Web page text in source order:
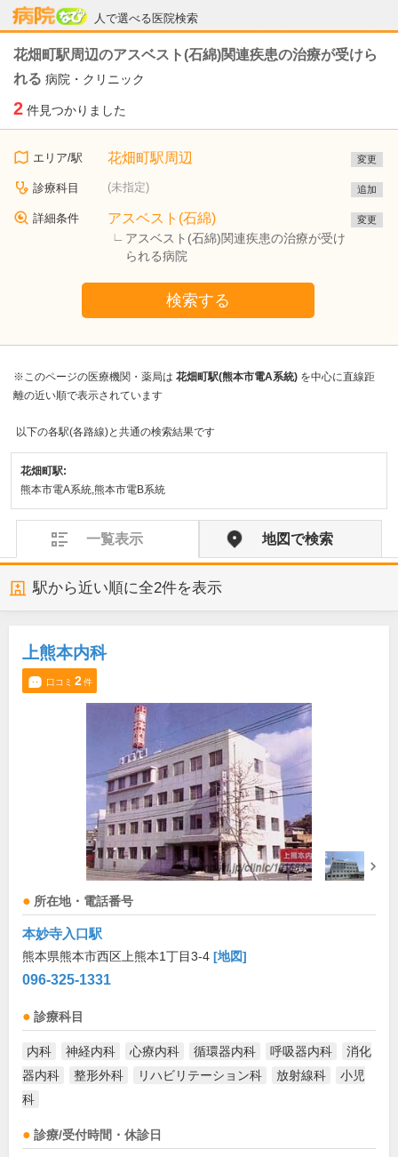
人で選べる医院検索
病院なび
花畑町駅周辺のアスベスト(石綿)関連疾患の治療が受けら
れる 病院・クリニック
2 件見つかりました
エリア/駅 花畑町駅周辺 変更
診療科目 (未指定) 追加
詳細条件 アスベスト(石綿)
アスベスト(石綿)関連疾患の治療が受け
られる病院
変更
検索する
※このページの医療機関・薬局は 花畑町駅(熊本市電A系統) を中心に直線距
離の近い順で表示されています
以下の各駅(各路線)と共通の検索結果です
花畑町駅:
熊本市電A系統,熊本市電B系統
一覧表示 地図で検索
駅から近い順に全2件を表示
上熊本内科
口コミ 2件
所在地・電話番号
本妙寺入口駅
熊本県熊本市西区上熊本1丁目3-4 [地図]
096-325-1331
診療科目
内科 神経内科 心療内科 循環器内科 呼吸器内科
消化
器内科
整形外科 リハビリテーション科 放射線科
小児
科
診療/受付時間・休診日